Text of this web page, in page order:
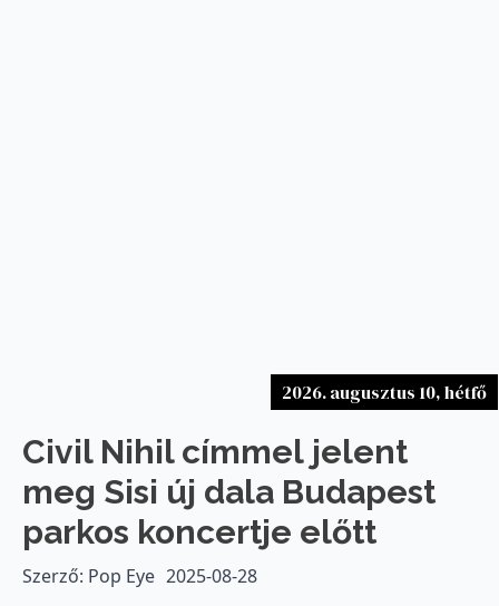
2026. augusztus 10, hétfő
Civil Nihil címmel jelent
meg Sisi új dala Budapest
parkos koncertje előtt
Szerző: Pop Eye 2025-08-28